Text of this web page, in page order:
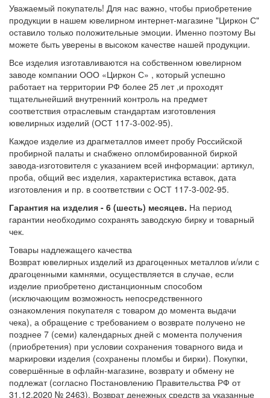
Уважаемый покупатель! Для нас важно, чтобы приобретение
продукции в нашем ювелирном интернет-магазине "Циркон С"
оставило только положительные эмоции. Именно поэтому Вы
можете быть уверены в высоком качестве нашей продукции.
Все изделия изготавливаются на собственном ювелирном
заводе компании ООО «Циркон С» , который успешно
работает на территории РФ более 25 лет ,и проходят
тщательнейший внутренний контроль на предмет
соответствия отраслевым стандартам изготовления
ювелирных изделий (ОСТ 117-3-002-95).
Каждое изделие из драгметаллов имеет пробу Российской
пробирной палаты и снабжено опломбированной биркой
завода-изготовителя с указанием всей информации: артикул,
проба, общий вес изделия, характеристика вставок, дата
изготовления и пр. в соответствии с ОСТ 117-3-002-95.
Гарантия на изделия - 6 (шесть) месяцев. На период
гарантии необходимо сохранять заводскую бирку и товарный
чек.
Товары надлежащего качества
Возврат ювелирных изделий из драгоценных металлов и/или с
драгоценными камнями, осуществляется в случае, если
изделие приобретено дистанционным способом
(исключающим возможность непосредственного
ознакомления покупателя с товаром до момента выдачи
чека), а обращение с требованием о возврате получено не
позднее 7 (семи) календарных дней с момента получения
(приобретения) при условии сохранения товарного вида и
маркировки изделия (сохранены пломбы и бирки). Покупки,
совершённые в офлайн-магазине, возврату и обмену не
подлежат (согласно Постановлению Правительства РФ от
31.12.2020 № 2463). Возврат денежных средств за указанные